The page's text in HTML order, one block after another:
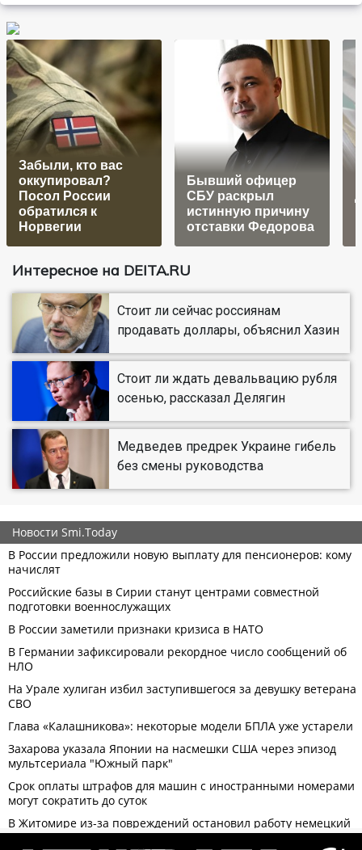
Забыли, кто вас
оккупировал?
Посол России
обратился к
Норвегии
Бывший офицер
СБУ раскрыл
истинную причину
отставки Федорова
Интересное на DEITA.RU
Стоит ли сейчас россиянам
продавать доллары, объяснил Хазин
Стоит ли ждать девальвацию рубля
осенью, рассказал Делягин
Медведев предрек Украине гибель
без смены руководства